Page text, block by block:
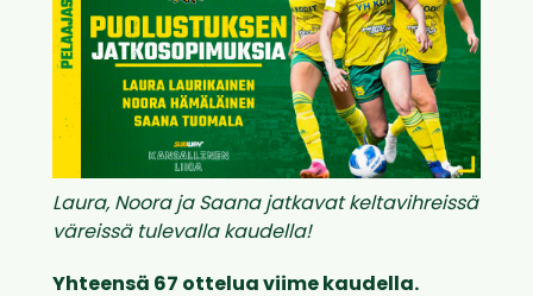
Laura, Noora ja Saana jatkavat keltavihreissä
väreissä tulevalla kaudella!
Yhteensä 67 ottelua viime kaudella.